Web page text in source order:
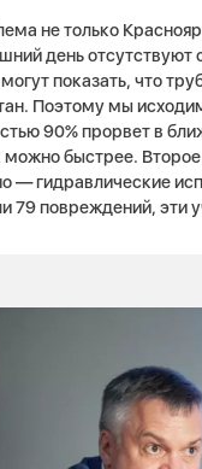
не только
день
показать, что
Поэтому мы
90% прорвет в
можно быстрее.
— гидравлические
79 повреждений, эти